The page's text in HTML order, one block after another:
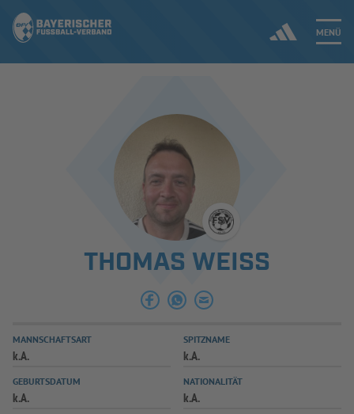
MENÜ
ERGEBNISSE & WETTBEWERBE
SPIELBETRIEB & VERBANDSLEBEN
AUSBILDUNG & FÖRDERUNG
SPIELPLUS
THOMAS WEISS
MANNSCHAFTSART
k.A.
SPITZNAME
k.A.
GEBURTSDATUM
k.A.
NATIONALITÄT
k.A.